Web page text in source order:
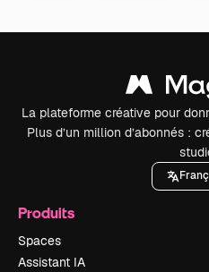
La plateforme créative pour
Plus d’un million d’abonnés :
Produits
Spaces
Assistant IA